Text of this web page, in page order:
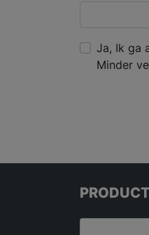
Ja, Ik ga
Minder